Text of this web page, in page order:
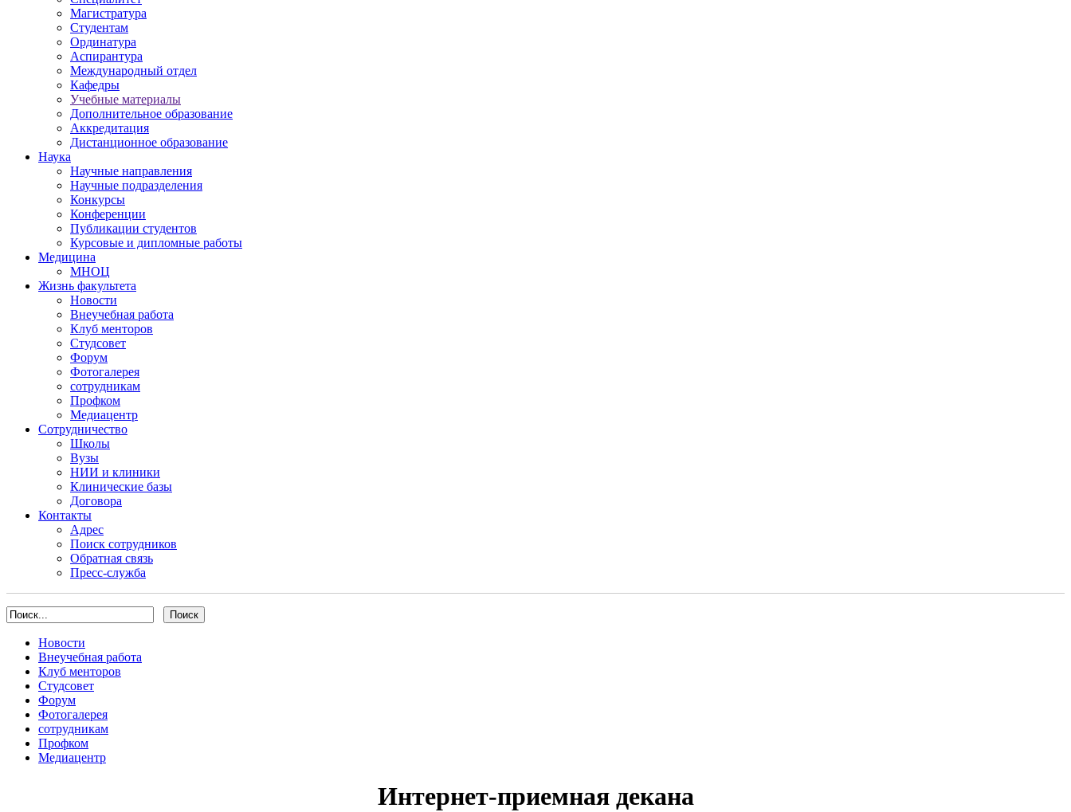
Магистратура
Студентам
Ординатура
Аспирантура
Международный отдел
Кафедры
Учебные материалы
Дополнительное образование
Аккредитация
Дистанционное образование
Наука
Научные направления
Научные подразделения
Конкурсы
Конференции
Публикации студентов
Курсовые и дипломные работы
Медицина
МНОЦ
Жизнь факультета
Новости
Внеучебная работа
Клуб менторов
Студсовет
Форум
Фотогалерея
сотрудникам
Профком
Медиацентр
Сотрудничество
Школы
Вузы
НИИ и клиники
Клинические базы
Договора
Контакты
Адрес
Поиск сотрудников
Обратная связь
Пресс-служба
Новости
Внеучебная работа
Клуб менторов
Студсовет
Форум
Фотогалерея
сотрудникам
Профком
Медиацентр
Интернет-приемная декана